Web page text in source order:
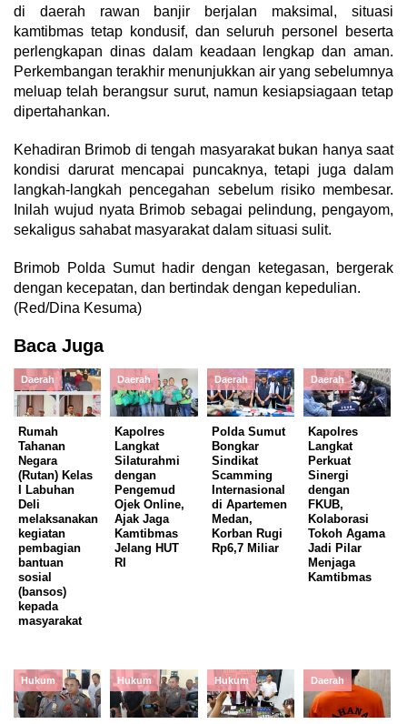
di daerah rawan banjir berjalan maksimal, situasi
kamtibmas tetap kondusif, dan seluruh personel beserta
perlengkapan dinas dalam keadaan lengkap dan aman.
Perkembangan terakhir menunjukkan air yang sebelumnya
meluap telah berangsur surut, namun kesiapsiagaan tetap
dipertahankan.
Kehadiran Brimob di tengah masyarakat bukan hanya saat
kondisi darurat mencapai puncaknya, tetapi juga dalam
langkah-langkah pencegahan sebelum risiko membesar.
Inilah wujud nyata Brimob sebagai pelindung, pengayom,
sekaligus sahabat masyarakat dalam situasi sulit.
Brimob Polda Sumut hadir dengan ketegasan, bergerak
dengan kecepatan, dan bertindak dengan kepedulian.
(Red/Dina Kesuma)
Baca Juga
Daerah
Rumah
Tahanan
Negara
(Rutan) Kelas
I Labuhan
Deli
melaksanakan
kegiatan
pembagian
bantuan
sosial
(bansos)
kepada
masyarakat
Daerah
Kapolres
Langkat
Silaturahmi
dengan
Pengemud
Ojek Online,
Ajak Jaga
Kamtibmas
Jelang HUT
RI
Daerah
Polda Sumut
Bongkar
Sindikat
Scamming
Internasional
di Apartemen
Medan,
Korban Rugi
Rp6,7 Miliar
Daerah
Kapolres
Langkat
Perkuat
Sinergi
dengan
FKUB,
Kolaborasi
Tokoh Agama
Jadi Pilar
Menjaga
Kamtibmas
Hukum Hukum Hukum Daerah